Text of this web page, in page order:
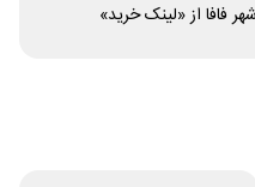
فافا از «لینک خرید»